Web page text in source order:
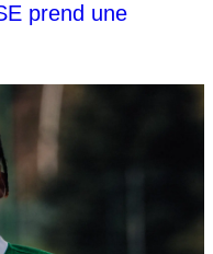
prend une